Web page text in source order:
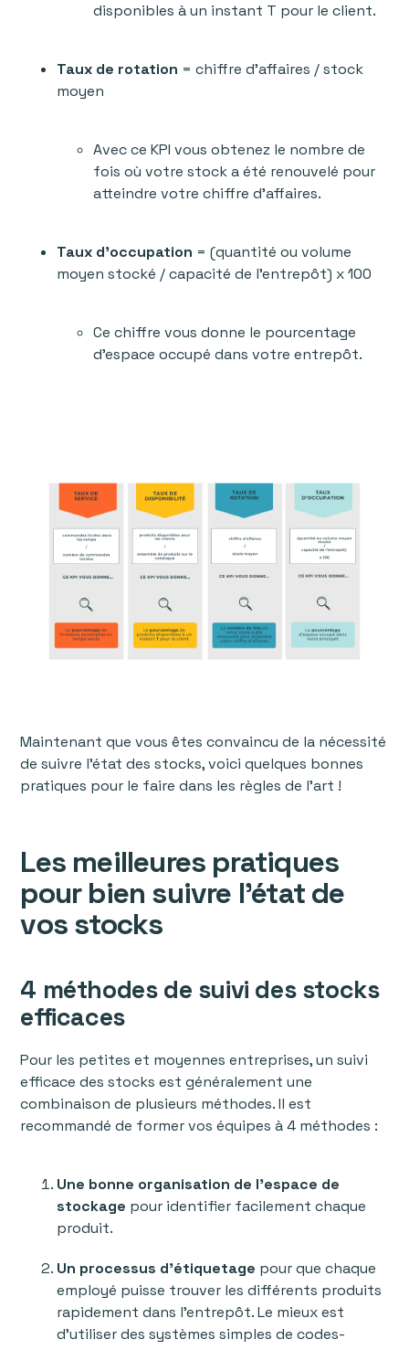
disponibles à un instant T pour le client.
Taux de rotation = chiffre d’affaires / stock
moyen
Avec ce KPI vous obtenez le nombre de
fois où votre stock a été renouvelé pour
atteindre votre chiffre d’affaires.
Taux d’occupation = (quantité ou volume
moyen stocké / capacité de l’entrepôt) x 100
Ce chiffre vous donne le pourcentage
d’espace occupé dans votre entrepôt.
Maintenant que vous êtes convaincu de la nécessité
de suivre l’état des stocks, voici quelques bonnes
pratiques pour le faire dans les règles de l’art !
Les meilleures pratiques
pour bien suivre l’état de
vos stocks
4 méthodes de suivi des stocks
efficaces
Pour les petites et moyennes entreprises, un suivi
efficace des stocks est généralement une
combinaison de plusieurs méthodes. Il est
recommandé de former vos équipes à 4 méthodes :
Une bonne organisation de l’espace de
stockage pour identifier facilement chaque
produit.
Un processus d'étiquetage pour que chaque
employé puisse trouver les différents produits
rapidement dans l’entrepôt. Le mieux est
d’utiliser des systèmes simples de codes-